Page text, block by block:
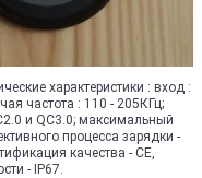
характеристики : вход :
частота : 110 - 205КГц;
и QC3.0; максимальный
процесса зарядки -
качества - CE,
- IP67.